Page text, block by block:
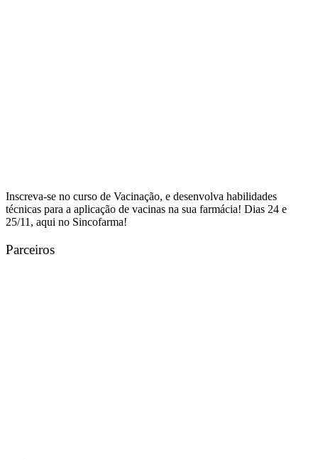
Inscreva-se no curso de Vacinação, e desenvolva habilidades
técnicas para a aplicação de vacinas na sua farmácia! Dias 24 e
25/11, aqui no Sincofarma!
Parceiros